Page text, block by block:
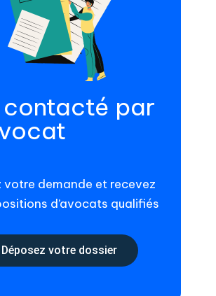
contacté par
votre demande et recevez
d’avocats qualifiés
Déposez votre dossier